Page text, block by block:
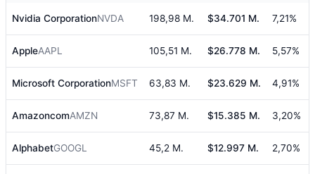
Nvidia CorporationNVDA 198,98 M. $34.701 M. 7,21%
AppleAAPL 105,51 M. $26.778 M. 5,57%
Microsoft CorporationMSFT 63,83 M. $23.629 M. 4,91%
AmazoncomAMZN 73,87 M. $15.385 M. 3,20%
AlphabetGOOGL 45,2 M. $12.997 M. 2,70%